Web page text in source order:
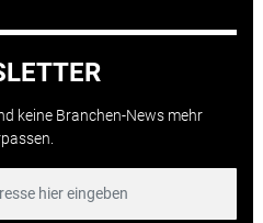
keine Branchen-News mehr